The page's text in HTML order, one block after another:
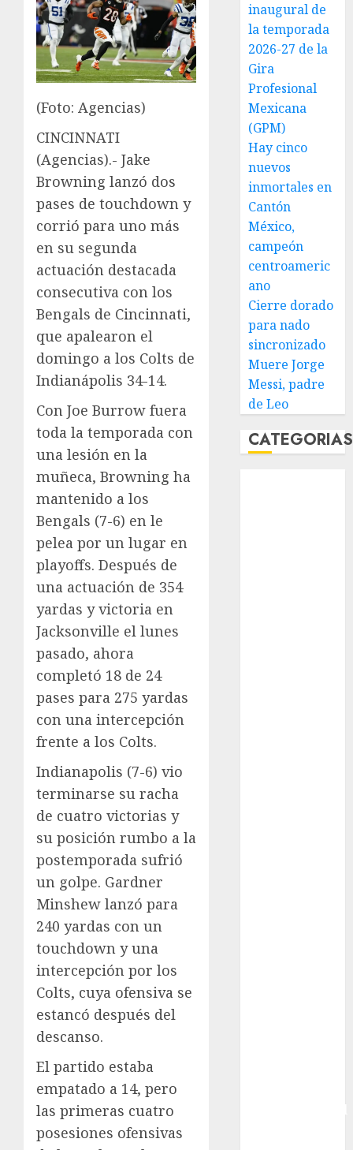
(Foto: Agencias)
CINCINNATI
(Agencias).- Jake
Browning lanzó dos
pases de touchdown y
corrió para uno más
en su segunda
actuación destacada
consecutiva con los
Bengals de Cincinnati,
que apalearon el
domingo a los Colts de
Indianápolis 34-14.
Con Joe Burrow fuera
toda la temporada con
una lesión en la
muñeca, Browning ha
mantenido a los
Bengals (7-6) en le
pelea por un lugar en
playoffs. Después de
una actuación de 354
yardas y victoria en
Jacksonville el lunes
pasado, ahora
completó 18 de 24
pases para 275 yardas
con una intercepción
frente a los Colts.
Indianapolis (7-6) vio
terminarse su racha
de cuatro victorias y
su posición rumbo a la
postemporada sufrió
un golpe. Gardner
Minshew lanzó para
240 yardas con un
touchdown y una
intercepción por los
Colts, cuya ofensiva se
estancó después del
descanso.
El partido estaba
empatado a 14, pero
las primeras cuatro
posesiones ofensivas
inaugural de
la temporada
2026-27 de la
Gira
Profesional
Mexicana
(GPM)
Hay cinco
nuevos
inmortales en
Cantón
México,
campeón
centroameric
ano
Cierre dorado
para nado
sincronizado
Muere Jorge
Messi, padre
de Leo
CATEGORIAS